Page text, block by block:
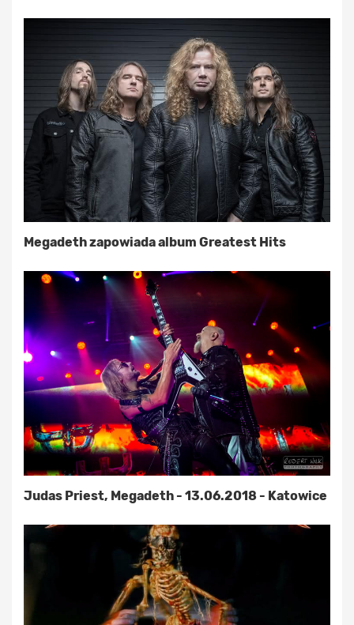
Megadeth zapowiada album Greatest Hits
Judas Priest, Megadeth - 13.06.2018 - Katowice